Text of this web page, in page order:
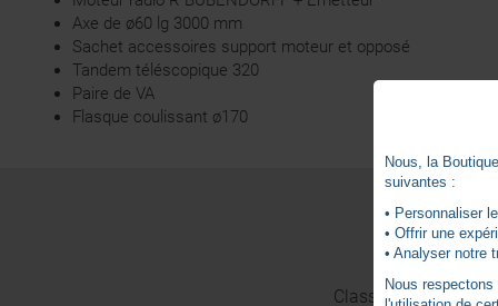
Axe de ø60 lg 3000 mm
Sachet accessoires support moteur et opposé
Tandem téléscopique 320
Paire de VA
Flasque coulissant ø170
Classe d´isolation
Nous, la
suivantes :
• Personnaliser
• Offrir une
• Analyser notre
Nous